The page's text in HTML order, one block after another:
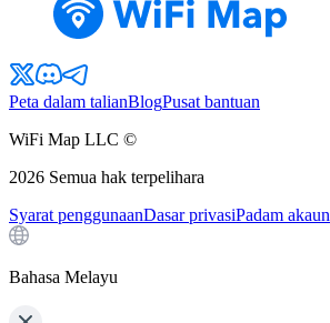
Peta dalam talianBlogPusat bantuan
WiFi Map LLC ©
2026 Semua hak terpelihara
Syarat penggunaanDasar privasiPadam akaun
Bahasa Melayu